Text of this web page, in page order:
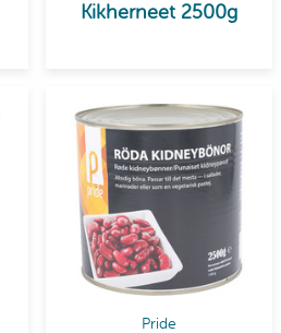
Kikherneet 2500g
Pride